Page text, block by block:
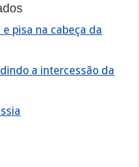
pisa na cabeça da
a intercessão da